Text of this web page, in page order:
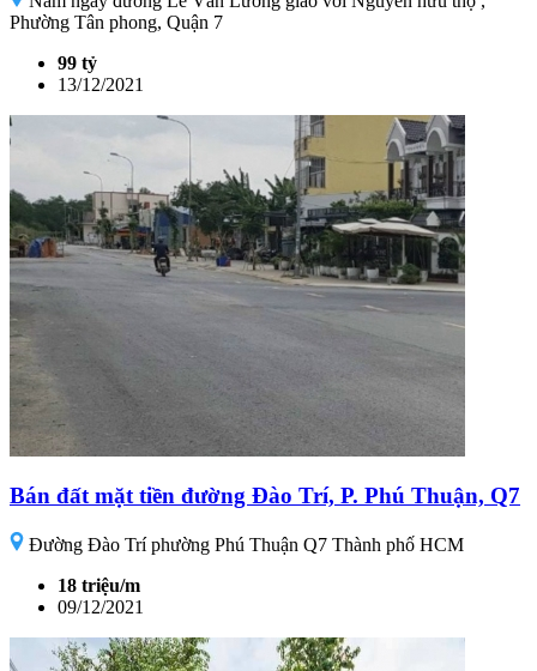
Phường Tân phong, Quận 7
99 tỷ
13/12/2021
Bán đất mặt tiền đường Đào Trí, P. Phú Thuận, Q7
Đường Đào Trí phường Phú Thuận Q7 Thành phố HCM
18 triệu/m
09/12/2021